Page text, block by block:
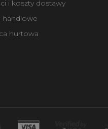
i koszty dostawy
handlowe
hurtowa